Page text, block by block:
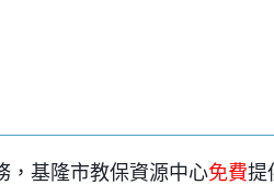
，基隆市教保資源中心免費提